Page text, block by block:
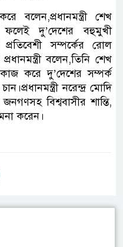
বলেন,প্রধানমন্ত্রী শেখ
ফলেই দু’দেশের বহুমুখী
প্রতিবেশী সম্পর্কের রোল
বলেন,তিনি শেখ
কাজ করে দু’দেশের সম্পর্ক
নরেন্দ্র মোদি
বিশ্ববাসীর শান্তি,
করেন।